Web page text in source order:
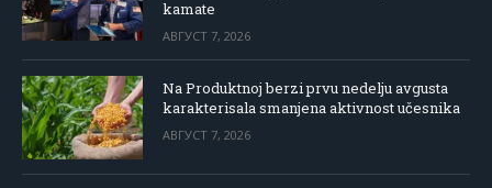
kamate
АВГУСТ 7, 2026
Na Produktnoj berzi prvu nedelju avgusta
karakterisala smanjena aktivnost učesnika
АВГУСТ 7, 2026